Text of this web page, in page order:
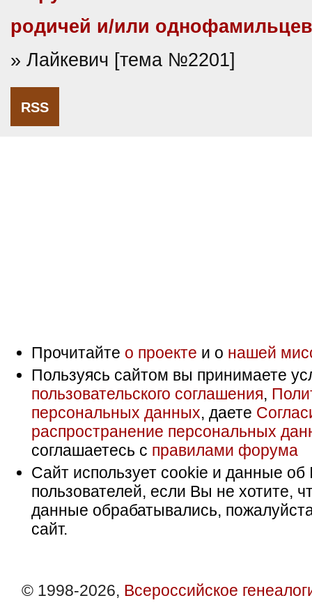
родичей и/или однофамильцев
» Лайкевич [тема №2201]
RSS
Прочитайте о проекте и о нашей
Пользуясь сайтом вы принимаете
пользовательского соглашения,
персональных данных, даете
распространение персональных
соглашаетесь с правилами форума
Сайт использует cookie и данные об
пользователей, если Вы не хотите,
данные обрабатывались,
сайт.
© 1998-2026, Всероссийское